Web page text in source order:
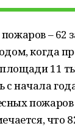
– 62
когда
11
начала
что